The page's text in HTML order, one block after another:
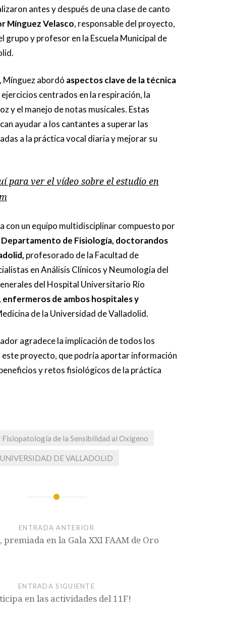
antes y después de una clase de canto
Mínguez Velasco, responsable del proyecto,
grupo y profesor en la Escuela Municipal de
Mínguez abordó aspectos clave de la técnica
centrados en la respiración, la
y el manejo de notas musicales. Estas
ayudar a los cantantes a superar las
a la práctica vocal diaria y mejorar su
para ver el vídeo sobre el estudio en
con un equipo multidisciplinar compuesto por
de Fisiología, doctorandos
profesorado de la Facultad de
en Análisis Clínicos y Neumología del
del Hospital Universitario Río
enfermeros de ambos hospitales y
de la Universidad de Valladolid.
agradece la implicación de todos los
este proyecto, que podría aportar información
y retos fisiológicos de la práctica
de la Sensibilidad al Oxígeno
UNIVERSIDAD DE VALLADOLID
ENTRADA ANTERIOR
premiada en la Gala XXI FAAM de Oro
ENTRADA SIGUIENTE
en las actividades del 11F!